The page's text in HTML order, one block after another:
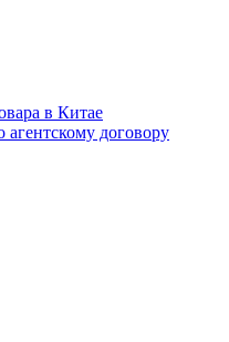
в Китае
договору